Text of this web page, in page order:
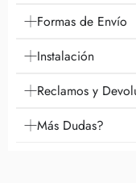
Formas de Envío
Instalación
Reclamos y
Más Dudas?